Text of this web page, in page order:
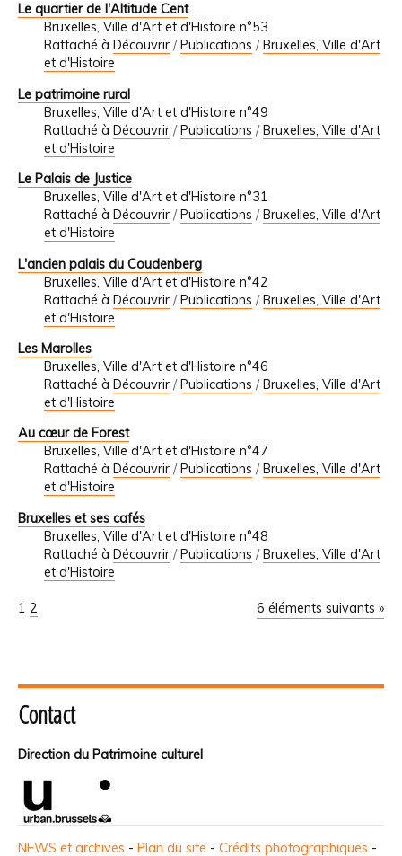
Le quartier de l'Altitude Cent
Bruxelles, Ville d'Art et d'Histoire n°53
Rattaché à Découvrir / Publications / Bruxelles, Ville d'Art
et d'Histoire
Le patrimoine rural
Bruxelles, Ville d'Art et d'Histoire n°49
Rattaché à Découvrir /Publications /Bruxelles, Ville d'Art
et d'Histoire
Le Palais de Justice
Bruxelles, Ville d'Art et d'Histoire n°31
Rattaché à Découvrir /Publications /Bruxelles, Ville d'Art
et d'Histoire
L'ancien palais du Coudenberg
Bruxelles, Ville d'Art et d'Histoire n°42
Rattaché à Découvrir /Publications /Bruxelles, Ville d'Art
et d'Histoire
Les Marolles
Bruxelles, Ville d'Art et d'Histoire n°46
Rattaché à Découvrir /Publications /Bruxelles, Ville d'Art
et d'Histoire
Au cœur de Forest
Bruxelles, Ville d'Art et d'Histoire n°47
Rattaché à Découvrir / Publications / Bruxelles, Ville d'Art
et d'Histoire
Bruxelles et ses cafés
Bruxelles, Ville d'Art et d'Histoire n°48
Rattaché à Découvrir /Publications /Bruxelles, Ville d'Art
et d'Histoire
6 éléments suivants »
1 2
Contact
Direction du Patrimoine culturel
NEWS et archives - Plan du site - Crédits photographiques -